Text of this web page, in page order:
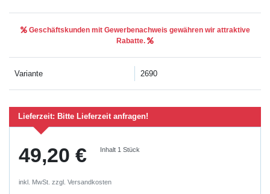
Geschäftskunden mit Gewerbenachweis gewähren wir attraktive
Rabatte.
Variante 2690
Lieferzeit: Bitte Lieferzeit anfragen!
49,20 € Inhalt 1Stück
inkl. MwSt. zzgl. Versandkosten